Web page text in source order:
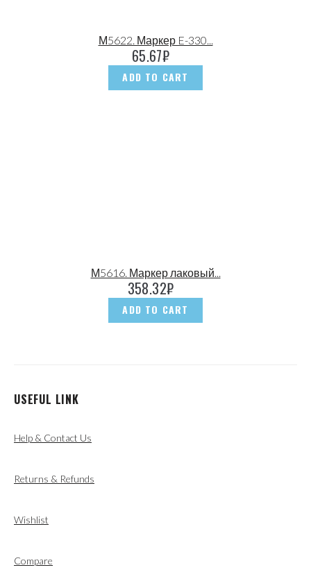
М5622. Маркер E-330...
65.67₽
ADD TO CART
М5616. Маркер лаковый...
358.32₽
ADD TO CART
USEFUL LINK
Help & Contact Us
Returns & Refunds
Wishlist
Compare